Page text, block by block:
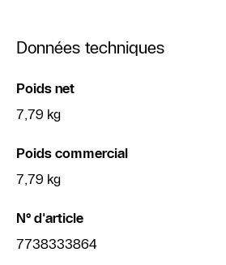
Données techniques
Poids net
7,79 kg
Poids commercial
7,79 kg
N° d'article
7738333864